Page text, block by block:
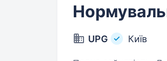
UPG Київ